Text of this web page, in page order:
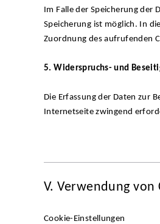
Im Falle der Speicherung der
Speicherung ist möglich. In
Zuordnung des aufrufenden
5. Widerspruchs- und
Die Erfassung der Daten zur
Internetseite zwingend
V. Verwendung von
Cookie-Einstellungen